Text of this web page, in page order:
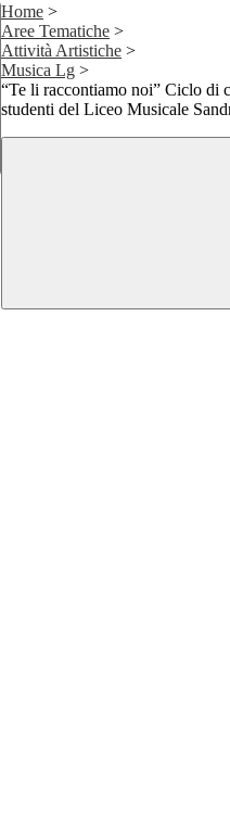
Home >
Aree Tematiche >
Attività Artistiche >
Musica Lg >
“Te li raccontiamo noi” Ciclo di
studenti del Liceo Musicale